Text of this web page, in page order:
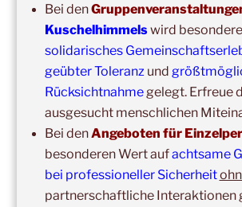
15:00 –20:00,12. September 2026
Erbach/Rheingau Kuschelhimmel 5h
Ganztags,13. September 2026–
Ausbildung Berührungs- und
14:00–19:00,19. September 2026
Kuschelhimmel 5h mit
Wochenend-Event,26. September
September 2026–Wochenende für
Bei den
Kuschelhimmelswird
solidarisches
geübter Toleranz und
Rücksichtnahmegelegt. Erfreue
ausgesucht menschlichen
Bei denAngeboten für
besonderen Wert aufachtsame
bei professioneller Sicherheit
partnerschaftliche Interaktionen